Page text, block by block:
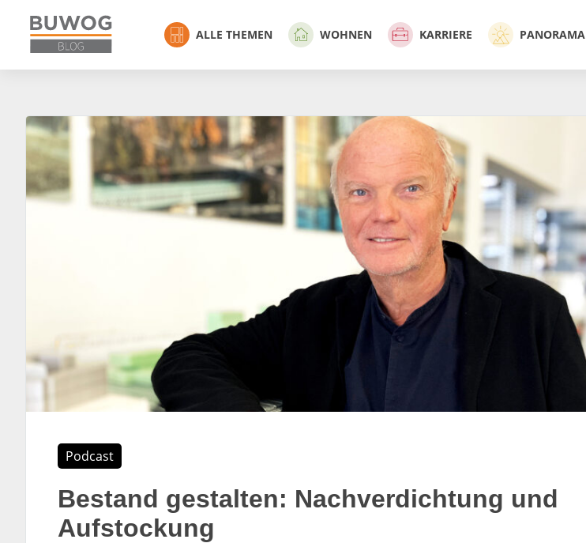
ALLE THEMEN WOHNEN KARRIERE PANORAMA
Podcast
Bestand gestalten: Nachverdichtung und
Aufstockung